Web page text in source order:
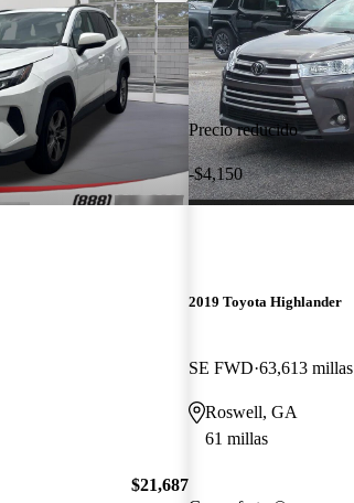
$21,687
Precio reducido
-$4,150
2019 Toyota Highlander
SE FWD 63,613 millas
Roswell, GA
61 millas